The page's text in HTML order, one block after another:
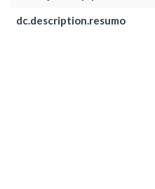
dc.description.resumo